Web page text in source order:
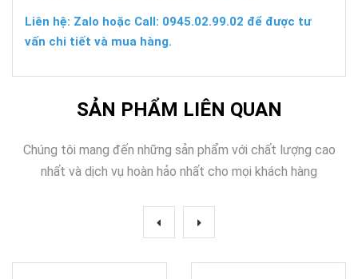
Liên hệ: Zalo hoặc Call: 0945.02.99.02 để được tư
vấn chi tiết và mua hàng.
SẢN PHẨM LIÊN QUAN
Chúng tôi mang đến những sản phẩm với chất lượng cao
nhất và dịch vụ hoàn hảo nhất cho mọi khách hàng